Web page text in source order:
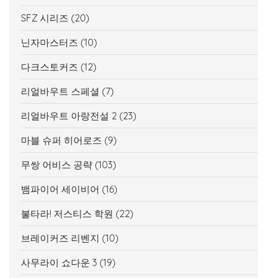
SFZ 시리즈 (20)
닌자마스터즈 (10)
다크스토커즈 (12)
리얼바우트 스페셜 (7)
리얼바우트 아랑전설 2 (23)
마블 슈퍼 히어로즈 (9)
무쌍 어비스 공략 (103)
뱀파이어 세이비어 (16)
불타라! 저스티스 학원 (22)
브레이커즈 리벤지 (10)
사무라이 쇼다운 3 (19)